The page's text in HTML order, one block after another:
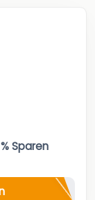
Sparen